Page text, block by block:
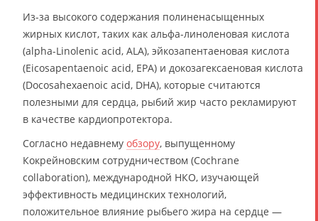
Из-за высокого содержания полиненасыщенных
жирных кислот, таких как альфа-линоленовая кислота
(alpha-Linolenic acid, ALA), эйкозапентаеновая кислота
(Eicosapentaenoic acid, EPA) и докозагексаеновая кислота
(Docosahexaenoic acid, DHA), которые считаются
полезными для сердца, рыбий жир часто рекламируют
в качестве кардиопротектора.
Согласно недавнему обзору, выпущенному
Кокрейновским сотрудничеством (Cochrane
collaboration), международной НКО, изучающей
эффективность медицинских технологий,
положительное влияние рыбьего жира на сердце —